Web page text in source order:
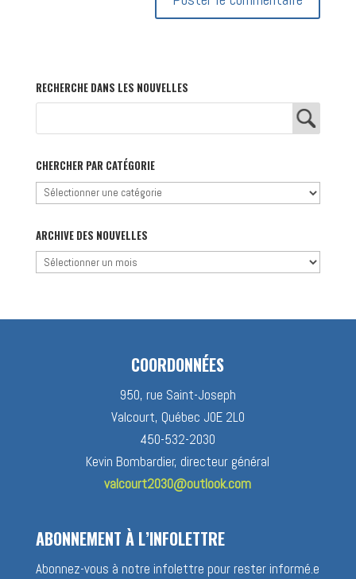
RECHERCHE DANS LES NOUVELLES
CHERCHER PAR CATÉGORIE
Chercher
catégorie
ARCHIVE DES NOUVELLES
Archive
COORDONNÉES
950, rue Saint-Joseph
Valcourt, Québec J0E 2L0
450-532-2030
Kevin Bombardier, directeur général
valcourt2030@outlook.com
ABONNEMENT À L’INFOLETTRE
Abonnez-vous à notre infolettre pour rester informé.e